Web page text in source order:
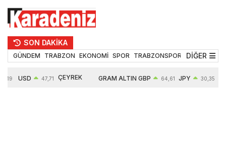
SON DAKİKA
GÜNDEM TRABZON EKONOMİ SPOR TRABZONSPOR TEKNOLOJİ
DİĞER
USD 47,71 ÇEYREK GRAM ALTIN GBP 64,61 JPY 30,35